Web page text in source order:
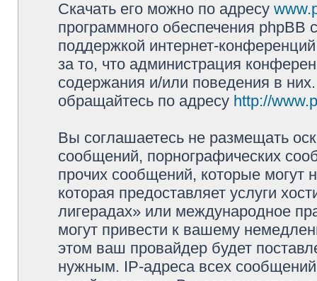
Скачать его можно по адресу
программного обеспечения phpBB
поддержкой интернет-
за то, что администрация
содержания и/или поведения в
обращайтесь по адресу http://
Вы соглашаетесь не размещать
сообщений, порнографических
прочих сообщений, которые могут
которая предоставляет услуги
лигерадах» или международное
могут привести к вашему
этом ваш провайдер будет
нужным. IP-адреса всех